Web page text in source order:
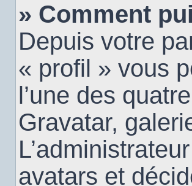
» Comment
Depuis votre
« profil » vous
l’une des
Gravatar,
avatars et